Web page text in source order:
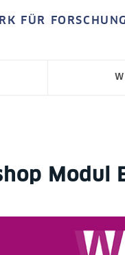
FÜR
Modul